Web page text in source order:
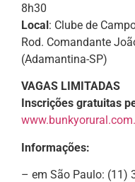
8h30
Local: Clube de
Rod. Comandante
(Adamantina-SP)
VAGAS LIMITADAS
Inscrições gratuitas
Informações:
– em São Paulo: (11)